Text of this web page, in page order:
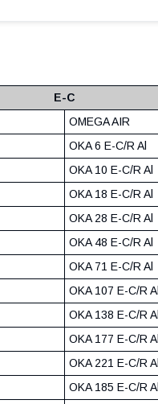
E-C
OMEGA AIR
OKA 6 E-C/R Al
OKA 10 E-C/R Al
OKA 18 E-C/R Al
OKA 28 E-C/R Al
OKA 48 E-C/R Al
OKA 71 E-C/R Al
OKA 107 E-C/R Al
OKA 138 E-C/R Al
OKA 177 E-C/R Al
OKA 221 E-C/R Al
OKA 185 E-C/R Al